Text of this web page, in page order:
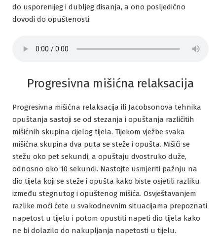
do usporenijeg i dubljeg disanja, a ono posljedično
dovodi do opuštenosti.
Progresivna mišićna relaksacija
Progresivna mišićna relaksacija ili Jacobsonova tehnika
opuštanja sastoji se od stezanja i opuštanja različitih
mišićnih skupina cijelog tijela. Tijekom vježbe svaka
mišićna skupina dva puta se steže i opušta. Mišići se
stežu oko pet sekundi, a opuštaju dvostruko duže,
odnosno oko 10 sekundi. Nastojte usmjeriti pažnju na
dio tijela koji se steže i opušta kako biste osjetili razliku
između stegnutog i opuštenog mišića. Osvještavanjem
razlike moći ćete u svakodnevnim situacijama prepoznati
napetost u tijelu i potom opustiti napeti dio tijela kako
ne bi dolazilo do nakupljanja napetosti u tijelu.